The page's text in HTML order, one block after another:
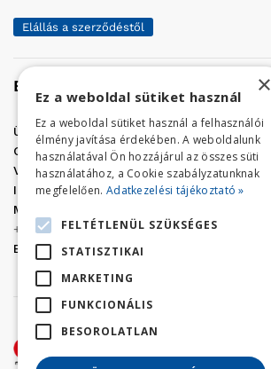
Elállás a szerződéstől
Elérhetőség
Üzletünk címe:Szolnok, Vércse út 17.
Golf Center Áruház:06 (56) 423-324
VÁR-Kert Áruház: 06 (56) 429-771
Iroda:06 (56) 421-857
Megrendelés, termék információ:
+36 (70) 938-3356
E-mail:
golfaruhaz@gmail.com
×
Ez a weboldal sütiket használ
Ez a weboldal sütiket használ a felhasználói
élmény javítása érdekében. A weboldalunk
használatával Ön hozzájárul az összes süti
használatához, a Cookie szabályzatunknak
megfelelően. Adatkezelési tájékoztató »
FELTÉTLENÜL SZÜKSÉGES
STATISZTIKAI
MARKETING
FUNKCIONÁLIS
BESOROLATLAN